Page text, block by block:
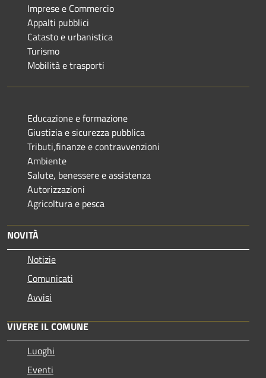
Imprese e Commercio
Appalti pubblici
Catasto e urbanistica
Turismo
Mobilità e trasporti
Educazione e formazione
Giustizia e sicurezza pubblica
Tributi,finanze e contravvenzioni
Ambiente
Salute, benessere e assistenza
Autorizzazioni
Agricoltura e pesca
NOVITÀ
Notizie
Comunicati
Avvisi
VIVERE IL COMUNE
Luoghi
Eventi